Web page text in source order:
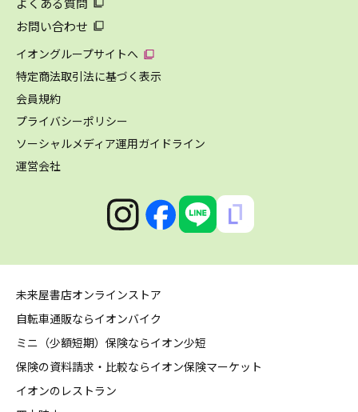
お問い合わせ
イオングループサイトへ
特定商法取引法に基づく表示
会員規約
プライバシーポリシー
ソーシャルメディア運用ガイドライン
運営会社
未来屋書店オンラインストア
自転車通販ならイオンバイク
ミニ（少額短期）保険ならイオン少短
保険の資料請求・比較ならイオン保険マーケット
イオンのレストラン